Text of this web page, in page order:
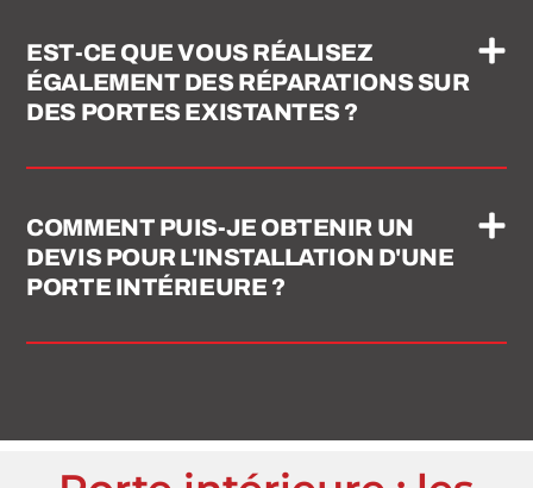
EST-CE QUE VOUS RÉALISEZ
ÉGALEMENT DES RÉPARATIONS SUR
DES PORTES EXISTANTES ?
COMMENT PUIS-JE OBTENIR UN
DEVIS POUR L'INSTALLATION D'UNE
PORTE INTÉRIEURE ?